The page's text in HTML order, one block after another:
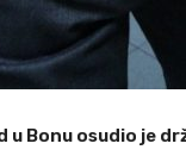
u Bonu osudio je